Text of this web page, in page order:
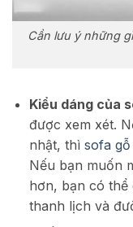
Cần lưu ý những
Kiểu dáng của
được xem xét.
nhật, thì sofa
Nếu bạn muốn
hơn, bạn có thể
thanh lịch và